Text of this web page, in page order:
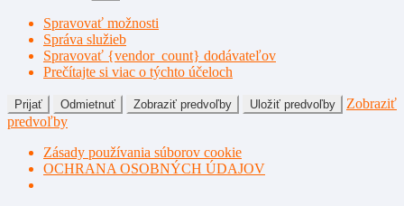
Spravovať možnosti
Správa služieb
Spravovať {vendor_count} dodávateľov
Prečítajte si viac o týchto účeloch
Prijať Odmietnuť Zobraziť predvoľby Uložiť predvoľby
Zobraziť
predvoľby
Zásady používania súborov cookie
OCHRANA OSOBNÝCH ÚDAJOV